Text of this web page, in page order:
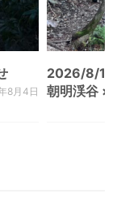
8月4日
2026/8/
朝明渓谷 ×